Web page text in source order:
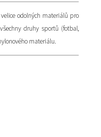
odolných materiálů pro
druhy sportů (fotbal,
materiálu.